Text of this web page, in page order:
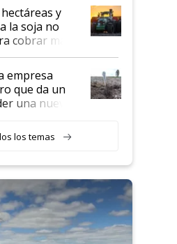
y
la soja no
cobrar más
un
empresa
que da un
una nueva
los temas